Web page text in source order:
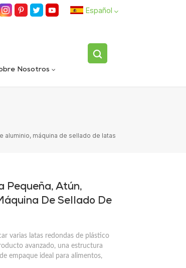
Español
Nosotros
aluminio, máquina de sellado de latas
Pequeña, Atún,
De Sellado De
varias latas redondas de plástico
avanzado, una estructura
empaque ideal para alimentos,